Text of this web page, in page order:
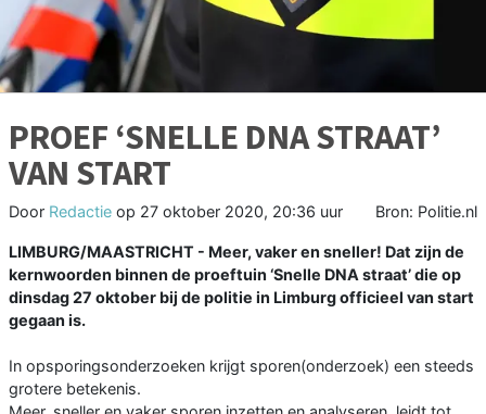
PROEF ‘SNELLE DNA STRAAT’
VAN START
Door Redactie op 27 oktober 2020, 20:36 uur Bron: Politie.nl
LIMBURG/MAASTRICHT - Meer, vaker en sneller! Dat zijn de
kernwoorden binnen de proeftuin ‘Snelle DNA straat’ die op
dinsdag 27 oktober bij de politie in Limburg officieel van start
gegaan is.
In opsporingsonderzoeken krijgt sporen(onderzoek) een steeds
grotere betekenis.